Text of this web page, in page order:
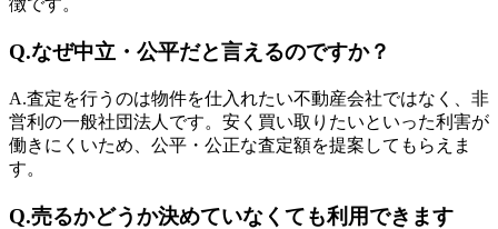
徴です。
Q.なぜ中立・公平だと言えるのですか？
A.査定を行うのは物件を仕入れたい不動産会社ではなく、非
営利の一般社団法人です。安く買い取りたいといった利害が
働きにくいため、公平・公正な査定額を提案してもらえま
す。
Q.売るかどうか決めていなくても利用できます